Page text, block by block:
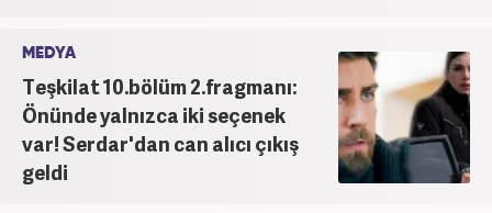
MEDYA
Teşkilat 10.bölüm 2.fragmanı:
Önünde yalnızca iki seçenek
var! Serdar'dan can alıcı çıkış
geldi